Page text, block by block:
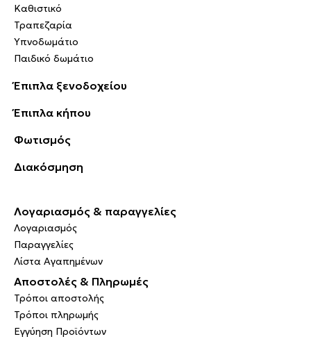
Καθιστικό
Τραπεζαρία
Υπνοδωμάτιο
Παιδικό δωμάτιο
Έπιπλα ξενοδοχείου
Έπιπλα κήπου
Φωτισμός
Διακόσμηση
Λογαριασμός & παραγγελίες
Λογαριασμός
Παραγγελίες
Λίστα Αγαπημένων
Αποστολές & Πληρωμές
Τρόποι αποστολής
Τρόποι πληρωμής
Εγγύηση Προϊόντων